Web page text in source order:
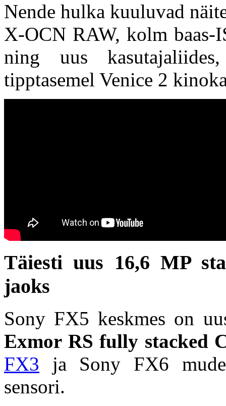
Nende hulka kuuluvad
X-OCN RAW, kolm baas-
ning uus
tipptasemel Venice 2
Täiesti uus 16,6 MP
jaoks
Sony FX5 keskmes on
Exmor RS fully stacked
FX3 ja Sony FX6
sensori.